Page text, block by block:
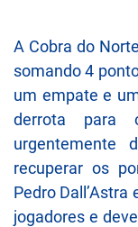
A Cobra do
somando 4
um empate e
derrota para
urgentemente
recuperar os
Pedro
jogadores e